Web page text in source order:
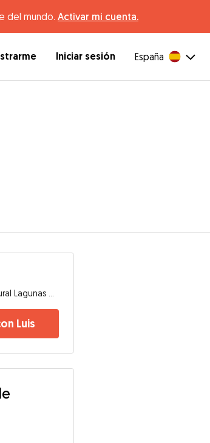
del mundo. Activar mi cuenta.
Iniciar sesión España
Luis